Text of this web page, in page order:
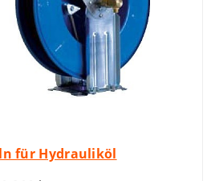
für Hydrauliköl